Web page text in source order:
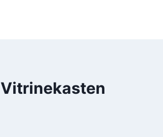
Vitrinekasten